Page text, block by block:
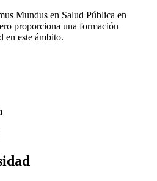
Mundus en Salud Pública en
proporciona una formación
en este ámbito.